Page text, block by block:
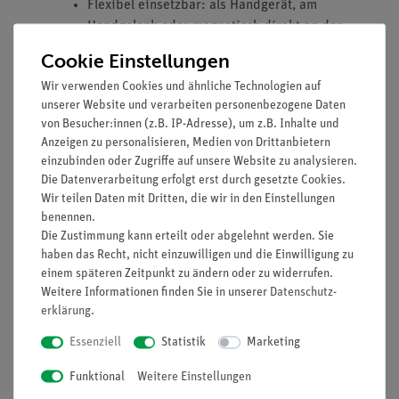
Flexibel einsetzbar: als Handgerät, am
Handgelenk oder magnetisch direkt an der
brauchen.
Für den Schulalltag gemacht: bis zu 8
Stunden Akkulaufzeit und
energiesparendes Bluetooth 5.1 für einen
ganzen Unterrichtstag.
Ausstattung und technische Daten
Display: 128 x 64 Pixel
Abmessungen: 51 mm x 33 mm x 16 mm
Akku: 250 mAh Lithium-Ionen, Laufzeit ca.
8 Std.
Reichweite: bis zu 30 m
Magnetische Rückseite
Aktuell unterstützte Cobra SMARTsense Sensoren
Cookie Einstellungen
Wir verwenden Cookies und ähnliche Technologien auf
unserer Website und verarbeiten personenbezogene Daten
von Besucher:innen (z.B. IP-Adresse), um z.B. Inhalte und
Anzeigen zu personalisieren, Medien von Drittanbietern
einzubinden oder Zugriffe auf unsere Website zu analysieren.
Die Datenverarbeitung erfolgt erst durch gesetzte Cookies.
Wir teilen Daten mit Dritten, die wir in den Einstellungen
benennen.
Die Zustimmung kann erteilt oder abgelehnt werden. Sie
haben das Recht, nicht einzuwilligen und die Einwilligung zu
einem späteren Zeitpunkt zu ändern oder zu widerrufen.
Weitere Informationen finden Sie in unserer Daten­schutz­
erklärung.
Essenziell Statistik Marketing
Funktional Weitere Einstellungen